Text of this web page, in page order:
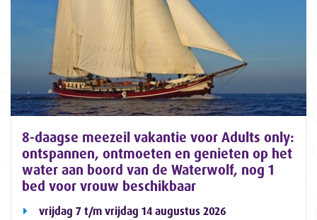
8-daagse meezeil vakantie voor Adults only:
ontspannen, ontmoeten en genieten op het
water aan boord van de Waterwolf, nog 1
bed voor vrouw beschikbaar
vrijdag 7 t/m vrijdag 14 augustus 2026